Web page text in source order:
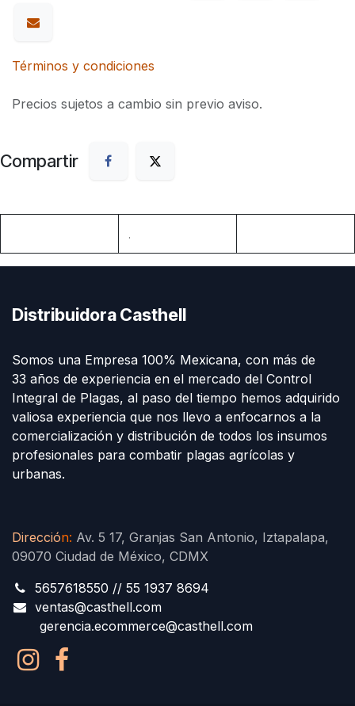
Términos y condiciones
Precios sujetos a cambio sin previo aviso.
Compartir
.
Distribuidora Casthell
Somos una Empresa 100% Mexicana, con más de
33 años de experiencia en el mercado del Control
Integral de Plagas, al paso del tiempo hemos adquirido
valiosa experiencia que nos llevo a enfocarnos a la
comercialización y distribución de todos los insumos
profesionales para combatir plagas agrícolas y
urbanas.
Dirección: Av. 5 17, Granjas San Antonio, Iztapalapa,
09070 Ciudad de México, CDMX
5657618550 // 55 1937 8694
ventas@casthell.com
gerencia.ecommerce@casthell.com